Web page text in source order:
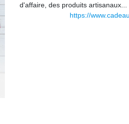
d'affaire, des produits artisanaux...
https://